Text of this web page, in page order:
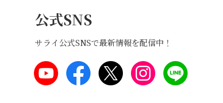
公式SNS
サライ公式SNSで最新情報を配信中！